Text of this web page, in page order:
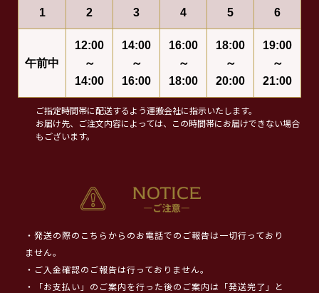
1 2 3 4 5 6
午前中
12:00
～
14:00
14:00
～
16:00
16:00
～
18:00
18:00
～
20:00
19:00
～
21:00
ご指定時間帯に配送するよう運搬会社に指示いたします。
お届け先、ご注文内容によっては、この時間帯にお届けできない場合
もございます。
・発送の際のこちらからのお電話でのご報告は一切行っており
ません。
・ご入金確認のご報告は行っておりません。
・「お支払い」のご案内を行った後のご案内は「発送完了」と